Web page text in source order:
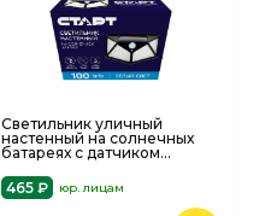
Светильник уличный
настенный на солнечных
батареях с датчиком
465 ₽
юр. лицам